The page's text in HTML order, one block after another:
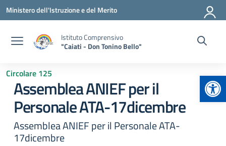
Vai ai contenuti
Vai al menu di navigazione
Vai al footer
Ministero dell'Istruzione e del Merito
Istituto Comprensivo
"Caiati - Don Tonino Bello"
Circolare 125
Assemblea ANIEF per il
Personale ATA-17dicembre
Assemblea ANIEF per il Personale ATA-
17dicembre